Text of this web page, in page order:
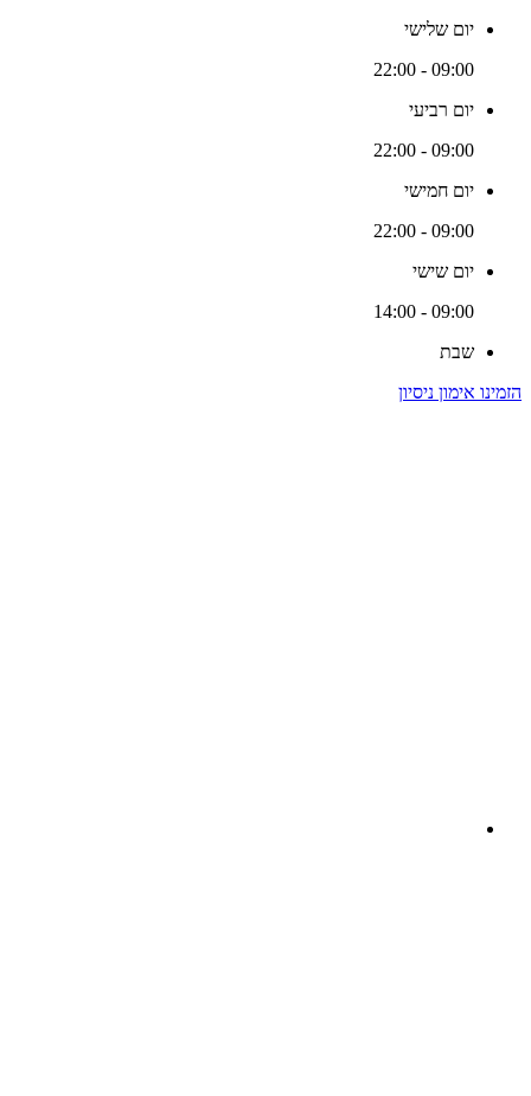
יום שלישי
09:00 - 22:00
יום רביעי
09:00 - 22:00
יום חמישי
09:00 - 22:00
יום שישי
09:00 - 14:00
שבת
הזמינו אימון ניסיון